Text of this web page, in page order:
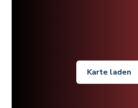
Karte laden